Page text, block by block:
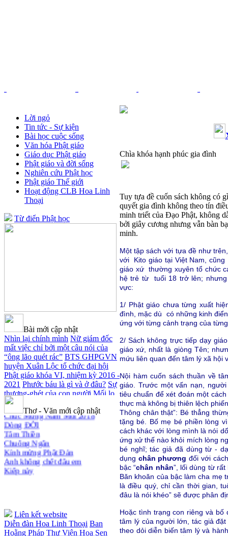
Lời ngỏ
Tin tức - Sự kiện
Bài học cuộc sống
Văn hóa Phật giáo
Giáo dục Phật giáo
Phật giáo và đời sống
Nghiên cứu Phật học
Phật giáo Thế giới
Hoạt động CLB Hoa Linh
Thoại
Từ điển Phật học
Bài mới cập nhật
Nhìn lại chính mình Nữ giám đốc
mất việc chỉ bởi một câu nói của
“ông lão quét rác” BTS GHPGVN
huyện Xuân Lộc tổ chức đại hội
Phật giáo khóa VI, nhiệm kỳ 2016 -
2021 Phước báu là gì và ở đâu? Sự
thương-ghét của con người Mối lo
của con người
nhân & giải pháp Nỗi lòng của các
bệnh nhân nghèoAn Giang: Tịnh
thất Quy Nguyên phát quà từ thiện
tại xã Cư Yang
khai giảng Thiền dành cho Người
bận rộn
Thơ - Văn mới cập nhật
Xuân Thi
Cảm Tác Nỗi Lòng Lưu Dân
Cảm Ơn Cuộc đời
Chúc Mừng Năm Mới 2018
Dòng ĐỜI
Tâm Thiền
Chuông Ngân
Kính mừng Phật Đản
Anh không chết đâu em
Kiếp này
Liên kết website
Diễn đàn Hoa Linh Thoại Ban
Hoằng Pháp Thư Viện Hoa Sen
Chìa khóa hạnh phúc gia đình
Tuy tựa đề cuốn sách không có
quyết gia đình không theo tín
minh triết của Đạo Phật, không
bởi giây cương nhưng vẫn bàn
minh.
Một tập sách với tựa đề như
với Kito giáo tại Việt Nam,
giáo xứ thường xuyên tổ chức
hệ trẻ từ tuổi 18 trở lên; nhưng
vực:
1/ Phật giáo chưa từng xuất
đình, mặc dù có những kinh
ứng với từng cảnh trạng của
2/ Sách không trực tiếp dạy
giáo xứ, nhất là giòng Tên;
mứu liên quan đến tâm lý xã hội
Nội hàm cuốn sách thuần về
giáo. Trước một vấn nạn,
tiêu chuẩn để xét đoán một
thực mà không bị thiên lệch
Thông chân thật”: Bé thẳng
tặng bé. Bố mẹ bé phiền lòng
cách khác với lòng mình là nói
ứng xử thế nào khỏi mích lòng
bé nghĩ; tác giả đã dùng từ -
dụng chân phương đối với
bậc “chân nhân”, lối dùng từ
Băn khoăn của bậc làm cha mẹ
là điều quý, chỉ cần thời gian,
đâu là nói khéo” sẽ được phân
Hoặc tình trạng con riêng và
tâm lý của người lớn, tác giả
theo dỏi diễn biến tâm lý và